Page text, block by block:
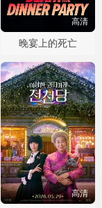
高清
晚宴上的死亡
高清